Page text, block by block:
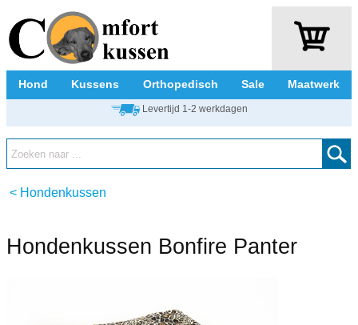
Hond Kussens Orthopedisch Sale Maatwerk
Levertijd 1-2 werkdagen
< Hondenkussen
Hondenkussen Bonfire Panter